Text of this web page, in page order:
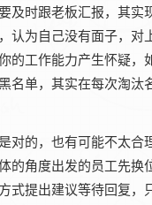
及时跟老板汇报，其
认为自己没有面子，对
的工作能力产生怀疑
名单，其实在每次淘
对的，也有可能不太
的角度出发的员工先
式提出建议等待回复